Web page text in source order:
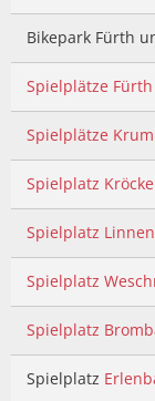
Bikepark Fürth
Spielplätze Fürth
Spielplätze
Spielplatz
Spielplatz
Spielplatz
Spielplatz
Spielplatz